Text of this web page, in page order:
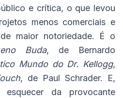
e crítica, o que levou
menos comerciais e
maior notoriedade. É o
Buda, de Bernardo
Mundo do Dr. Kellogg,
, de Paul Schrader. E,
da provocante